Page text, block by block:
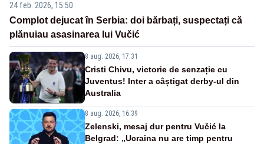
24 feb. 2026, 15:50
Complot dejucat în Serbia: doi bărbați, suspectați că
plănuiau asasinarea lui Vučić
8 aug. 2026, 17:31
Cristi Chivu, victorie de senzație cu
Juventus! Inter a câștigat derby-ul din
Australia
8 aug. 2026, 16:39
Zelenski, mesaj dur pentru Vučić la
Belgrad: „Ucraina nu are timp pentru